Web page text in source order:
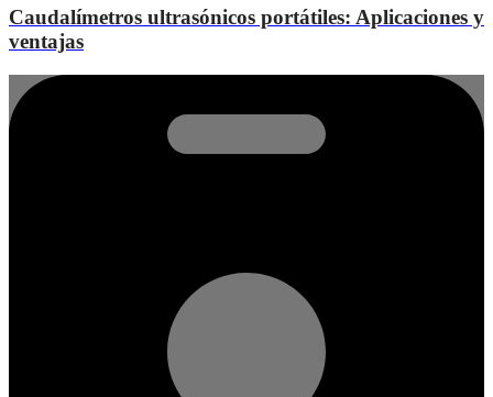
Caudalímetros ultrasónicos portátiles: Aplicaciones y
ventajas